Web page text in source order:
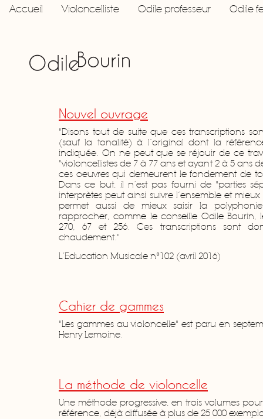
Accueil Violoncelliste Odile professeur Odile
Nouvel ouvrage
"Disons tout de suite que ces transcriptions
(sauf la tonalité) à l’original dont la
indiquée. On ne peut que se réjouir de ce
"violoncellistes de 7 à 77 ans et ayant 2 à 5 ans
ces oeuvres qui demeurent le fondement de
Dans ce but, il n’est pas fourni de "parties
interprètes peut ainsi suivre l’ensemble et
permet aussi de mieux saisir la
rapprocher, comme le conseille Odile Bourin,
270, 67 et 256. Ces transcriptions sont
chaudement."
L’Education Musicale n°102 (avril 2016)
Cahier de gammes
"Les gammes au violoncelle" est paru en
Henry Lemoine.
La méthode de violoncelle
Une méthode progressive, en trois volumes
référence, déjà diffusée à plus de 25 000